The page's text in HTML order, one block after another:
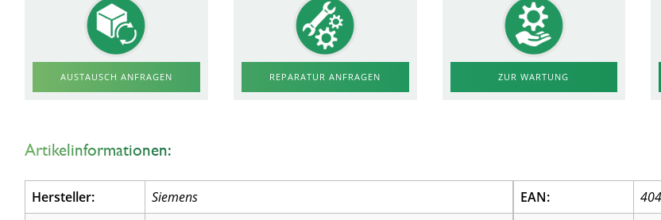
AUSTAUSCH ANFRAGEN REPARATUR ANFRAGEN ZUR WARTUNG
Artikelinformationen:
Hersteller:
Siemens
EAN: